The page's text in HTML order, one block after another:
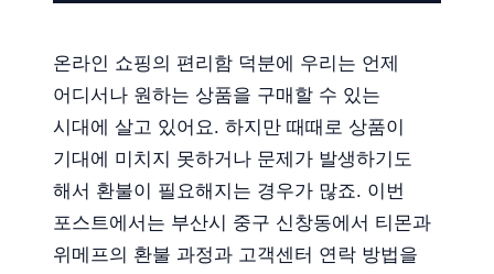
온라인 쇼핑의 편리함 덕분에 우리는 언제
어디서나 원하는 상품을 구매할 수 있는
시대에 살고 있어요. 하지만 때때로 상품이
기대에 미치지 못하거나 문제가 발생하기도
해서 환불이 필요해지는 경우가 많죠. 이번
포스트에서는 부산시 중구 신창동에서 티몬과
위메프의 환불 과정과 고객센터 연락 방법을